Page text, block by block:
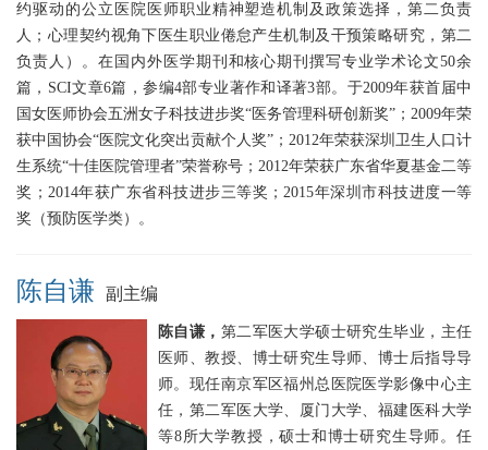
约驱动的公立医院医师职业精神塑造机制及政策选择，第二负责
人；心理契约视角下医生职业倦怠产生机制及干预策略研究，第二
负责人）。在国内外医学期刊和核心期刊撰写专业学术论文50余
篇，SCI文章6篇，参编4部专业著作和译著3部。于2009年获首届中
国女医师协会五洲女子科技进步奖“医务管理科研创新奖”；2009年荣
获中国协会“医院文化突出贡献个人奖”；2012年荣获深圳卫生人口计
生系统“十佳医院管理者”荣誉称号；2012年荣获广东省华夏基金二等
奖；2014年获广东省科技进步三等奖；2015年深圳市科技进度一等
奖（预防医学类）。
陈自谦 副主编
陈自谦， 第二军医大学硕士研究生毕业，主任
医师、教授、博士研究生导师、博士后指导导
师。现任南京军区福州总医院医学影像中心主
任，第二军医大学、厦门大学、福建医科大学
等8所大学教授，硕士和博士研究生导师。任